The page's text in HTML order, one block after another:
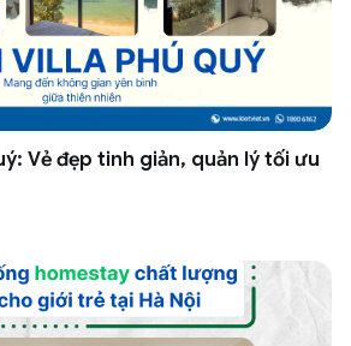
Vẻ đẹp tinh giản, quản lý tối ưu